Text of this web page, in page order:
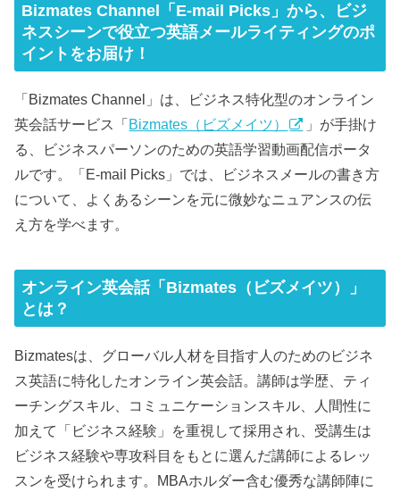
Bizmates Channel「E-mail Picks」から、ビジ
ネスシーンで役立つ英語メールライティングのポ
イントをお届け！
「Bizmates Channel」は、ビジネス特化型のオンライン
英会話サービス「Bizmates（ビズメイツ）
」が手掛け
る、ビジネスパーソンのための英語学習動画配信ポータ
ルです。「E-mail Picks」では、ビジネスメールの書き方
について、よくあるシーンを元に微妙なニュアンスの伝
え方を学べます。
オンライン英会話「Bizmates（ビズメイツ）」
とは？
Bizmatesは、グローバル人材を目指す人のためのビジネ
ス英語に特化したオンライン英会話。講師は学歴、ティ
ーチングスキル、コミュニケーションスキル、人間性に
加えて「ビジネス経験」を重視して採用され、受講生は
ビジネス経験や専攻科目をもとに選んだ講師によるレッ
スンを受けられます。MBAホルダー含む優秀な講師陣に